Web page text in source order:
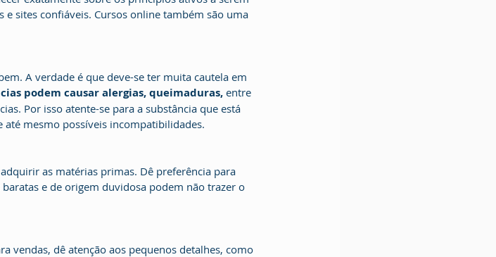
e sites confiáveis. Cursos online também são uma
A verdade é que deve-se ter muita cautela em
podem causar alergias, queimaduras, entre
Por isso atente-se para a substância que está
mesmo possíveis incompatibilidades.
as matérias primas. Dê preferência para
e de origem duvidosa podem não trazer o
vendas, dê atenção aos pequenos detalhes, como